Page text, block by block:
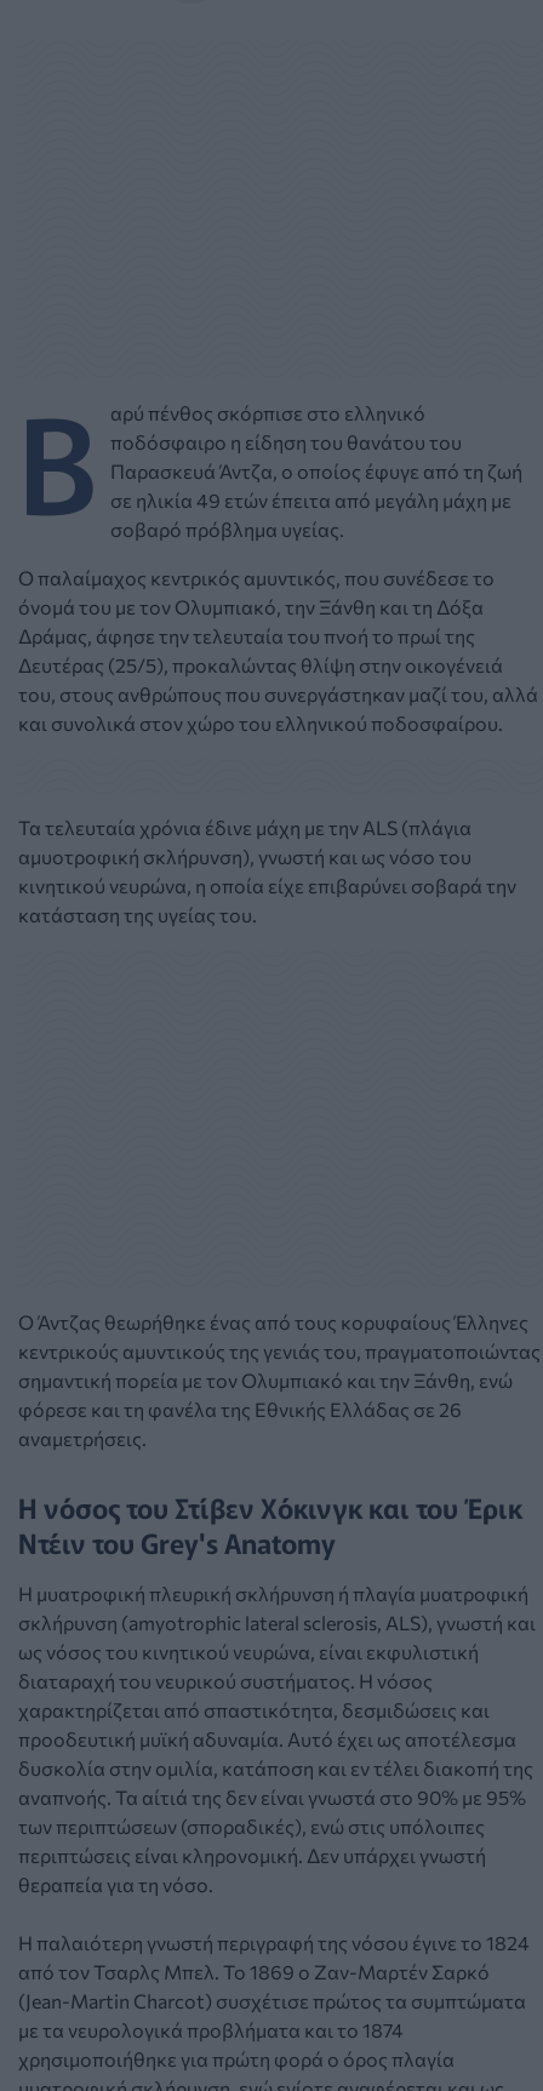
Β
αρύ πένθος σκόρπισε στο ελληνικό
ποδόσφαιρο η είδηση του θανάτου του
Παρασκευά Άντζα, ο οποίος έφυγε από τη ζωή
σε ηλικία 49 ετών έπειτα από μεγάλη μάχη με
σοβαρό πρόβλημα υγείας.
Ο παλαίμαχος κεντρικός αμυντικός, που συνέδεσε το
όνομά του με τον Ολυμπιακό, την Ξάνθη και τη Δόξα
Δράμας, άφησε την τελευταία του πνοή το πρωί της
Δευτέρας (25/5), προκαλώντας θλίψη στην οικογένειά
του, στους ανθρώπους που συνεργάστηκαν μαζί του, αλλά
και συνολικά στον χώρο του ελληνικού ποδοσφαίρου.
Τα τελευταία χρόνια έδινε μάχη με την ALS (πλάγια
αμυοτροφική σκλήρυνση), γνωστή και ως νόσο του
κινητικού νευρώνα, η οποία είχε επιβαρύνει σοβαρά την
κατάσταση της υγείας του.
Ο Άντζας θεωρήθηκε ένας από τους κορυφαίους Έλληνες
κεντρικούς αμυντικούς της γενιάς του, πραγματοποιώντας
σημαντική πορεία με τον Ολυμπιακό και την Ξάνθη, ενώ
φόρεσε και τη φανέλα της Εθνικής Ελλάδας σε 26
αναμετρήσεις.
Η νόσος του Στίβεν Χόκινγκ και του Έρικ
Ντέιν του Grey's Anatomy
Η μυατροφική πλευρική σκλήρυνση ή πλαγία μυατροφική
σκλήρυνση (amyotrophic lateral sclerosis, ALS), γνωστή και
ως νόσος του κινητικού νευρώνα, είναι εκφυλιστική
διαταραχή του νευρικού συστήματος. Η νόσος
χαρακτηρίζεται από σπαστικότητα, δεσμιδώσεις και
προοδευτική μυϊκή αδυναμία. Αυτό έχει ως αποτέλεσμα
δυσκολία στην ομιλία, κατάποση και εν τέλει διακοπή της
αναπνοής. Τα αίτιά της δεν είναι γνωστά στο 90% με 95%
των περιπτώσεων (σποραδικές), ενώ στις υπόλοιπες
περιπτώσεις είναι κληρονομική. Δεν υπάρχει γνωστή
θεραπεία για τη νόσο.
Η παλαιότερη γνωστή περιγραφή της νόσου έγινε το 1824
από τον Τσαρλς Μπελ. Το 1869 ο Ζαν-Μαρτέν Σαρκό
(Jean-Martin Charcot) συσχέτισε πρώτος τα συμπτώματα
με τα νευρολογικά προβλήματα και το 1874
χρησιμοποιήθηκε για πρώτη φορά ο όρος πλαγία